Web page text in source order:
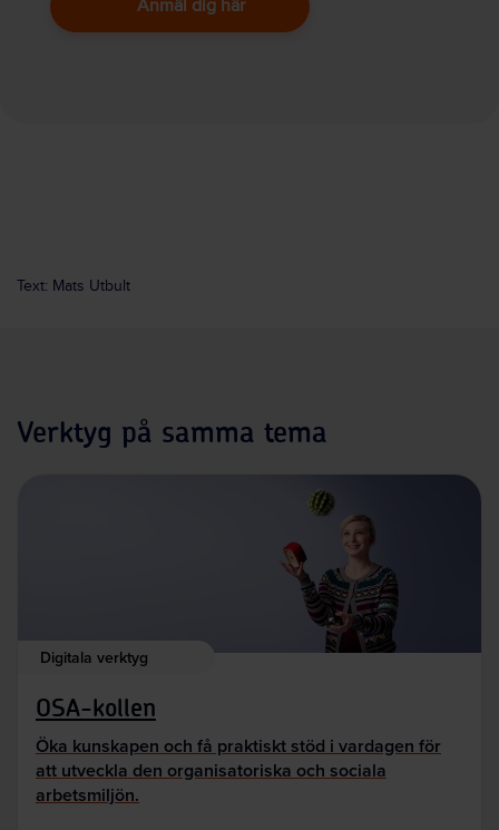
Anmäl dig här
Text: Mats Utbult
Verktyg på samma tema
Digitala verktyg
OSA-kollen
Öka kunskapen och få praktiskt stöd i vardagen för
att utveckla den organisatoriska och sociala
arbetsmiljön.